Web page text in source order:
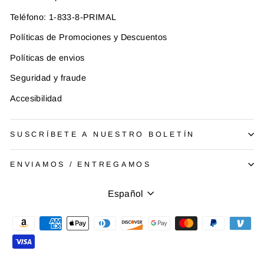
Teléfono: 1-833-8-PRIMAL
Políticas de Promociones y Descuentos
Políticas de envios
Seguridad y fraude
Accesibilidad
SUSCRÍBETE A NUESTRO BOLETÍN
ENVIAMOS / ENTREGAMOS
Idioma
Español